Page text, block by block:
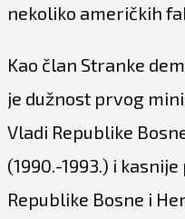
nekoliko američkih
Kao član Stranke
je dužnost prvog
Vladi Republike
(1990.-1993.) i
Republike Bosne i